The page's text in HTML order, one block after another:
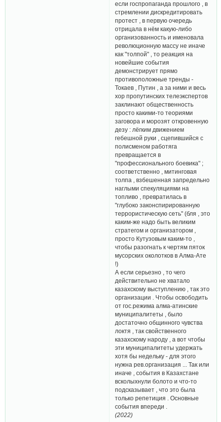
если госпропаганда прошлого , в
стремлении дискредитировать
протест , в первую очередь
отрицала в нём какую-либо
организованность и именовала
революционную массу не иначе
как "толпой" , то реакция на
новейшие события
демонстрирует прямо
противоположные тренды -
Токаев , Путин , а за ними и весь
хор пропутинских телеэкспертов
заклинают общественность
просто какими-то теориями
заговора и морозят откровенную
дезу : лёгким движением
гебешной руки , сцепившийся с
полисменом работяга
превращается в
"профессионального боевика" ;
соответственно , митинговая
толпа , взбешенная запредельно
наглыми спекуляциями на
топливо , превратилась в
"глубоко законспирированную
террористическую сеть" (бля , это
каким-же надо быть великим
стратегом и организатором ,
просто Кутузовым каким-то ,
чтобы разогнать к чертям пяток
мусорских околотков в Алма-Ате
!)
А если серьезно , то чего
действительно не хватало
казахскому выступлению , так это
организации . Чтобы освободить
от гос.режима алма-атинские
муниципалитеты , было
достаточно общинного чувства
локтя , так свойственного
казахскому народу , а вот чтобы
эти муниципалитеты удержать
хотя бы недельку - для этого
нужна рев.организация ... Так или
иначе , события в Казахстане
всколыхнули болото и что-то
подсказывает , что это была
только репетиция . Основные
события впереди .
(2022)